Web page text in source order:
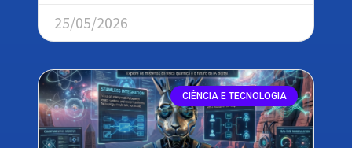
25/05/2026
CIÊNCIA E TECNOLOGIA